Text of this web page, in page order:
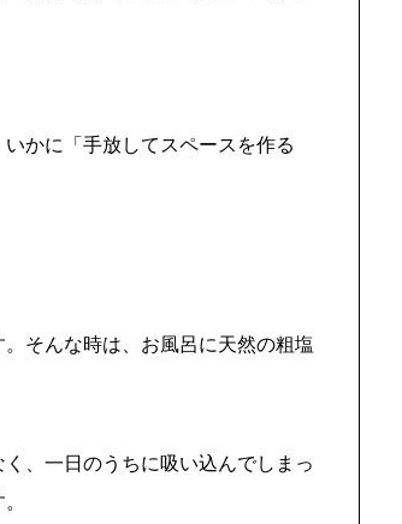
かに「手放してスペースを作る
そんな時は、お風呂に天然の粗塩
、一日のうちに吸い込んでしまっ